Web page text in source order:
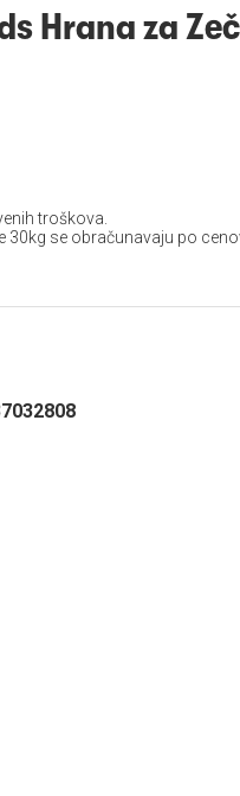
Hrana za
troškova.
30kg se obračunavaju po